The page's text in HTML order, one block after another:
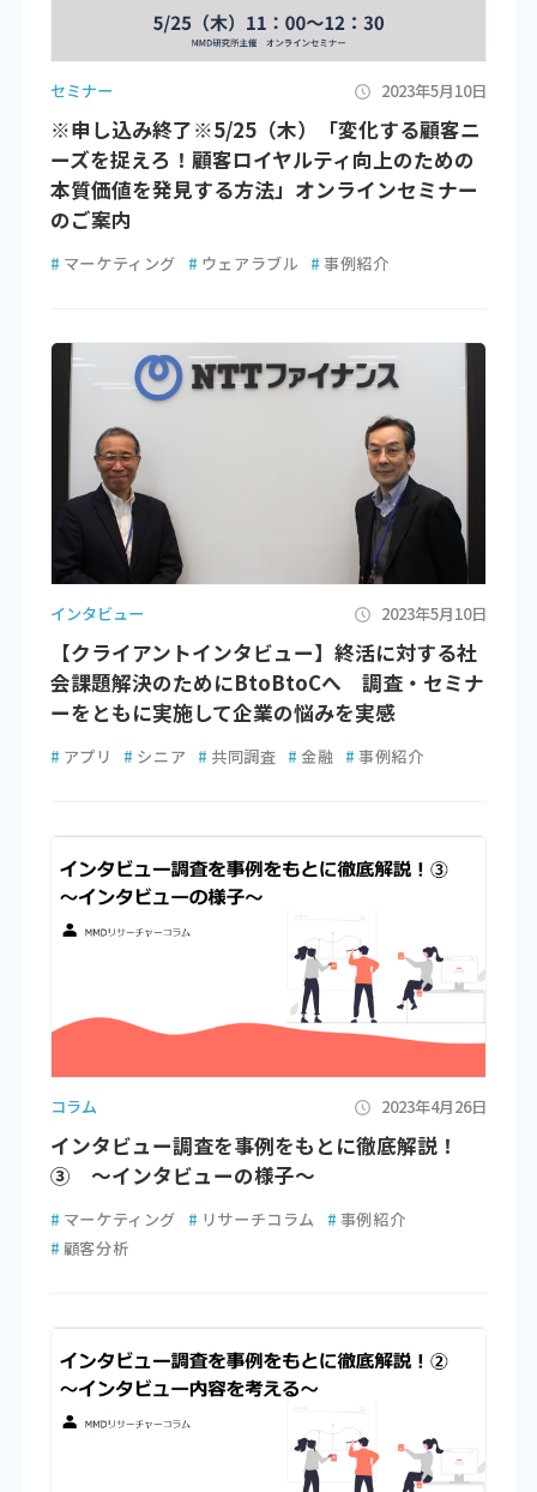
セミナー 2023年5月10日
※申し込み終了※5/25（木）「変化する顧客ニ
ーズを捉えろ！顧客ロイヤルティ向上のための
本質価値を発見する方法」オンラインセミナー
のご案内
# マーケティング # ウェアラブル # 事例紹介
インタビュー 2023年5月10日
【クライアントインタビュー】終活に対する社
会課題解決のためにBtoBtoCへ 調査・セミナ
ーをともに実施して企業の悩みを実感
# アプリ # シニア # 共同調査 # 金融 # 事例紹介
コラム 2023年4月26日
インタビュー調査を事例をもとに徹底解説！
③ ～インタビューの様子～
# マーケティング # リサーチコラム # 事例紹介
# 顧客分析